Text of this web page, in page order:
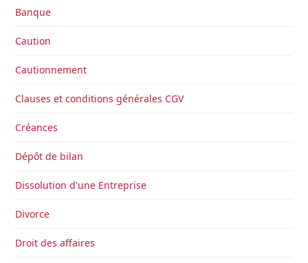
Banque
Caution
Cautionnement
Clauses et conditions générales CGV
Créances
Dépôt de bilan
Dissolution d'une Entreprise
Divorce
Droit des affaires